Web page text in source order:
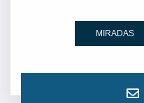
MIRADAS